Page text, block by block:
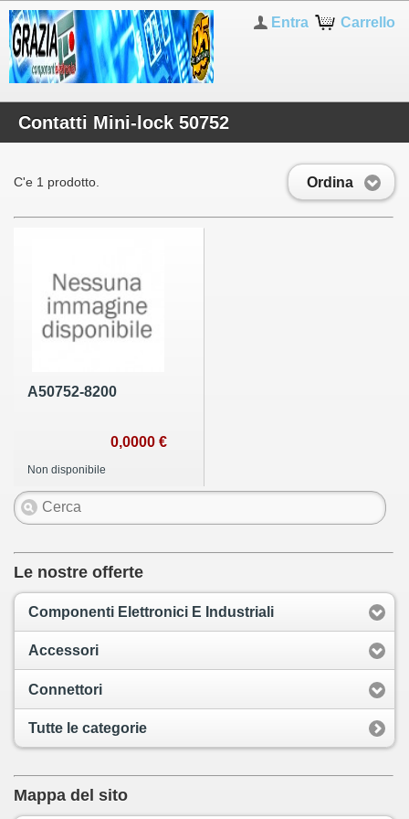
Carrello
Entra
Contatti Mini-lock 50752
Ordina
C'e 1 prodotto.
A50752-8200
0,0000 €
Non disponibile
Le nostre offerte
Componenti Elettronici E Industriali
Accessori
Connettori
Tutte le categorie
Mappa del sito